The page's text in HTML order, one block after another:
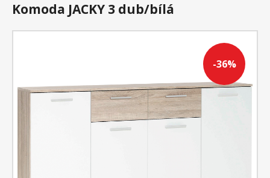
-36%
Komoda JACKY 3 dub/bílá